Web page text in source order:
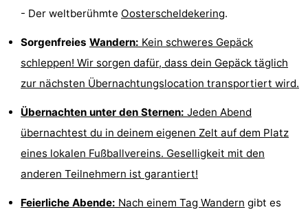
Village
Zeeuwse
Kust
Zonnedorp
-
van
Hotels
(mit
Lastminutes
- Der weltberühmte Oosterscheldekering.
Sorgenfreies Wandern: Kein schweres Gepäck
schleppen! Wir sorgen dafür, dass dein Gepäck täglich
zur nächsten Übernachtungslocation transportiert wird.
Übernachten unter den Sternen: Jeden Abend
übernachtest du in deinem eigenen Zelt auf dem Platz
eines lokalen Fußballvereins. Geselligkeit mit den
anderen Teilnehmern ist garantiert!
Feierliche Abende: Nach einem Tag Wandern gibt es